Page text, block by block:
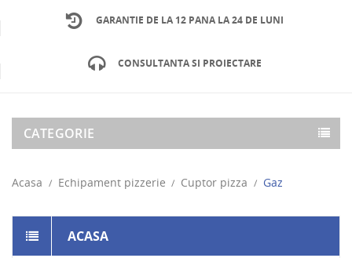
GARANTIE DE LA 12 PANA LA 24 DE LUNI
CONSULTANTA SI PROIECTARE
CATEGORIE
Acasa Echipament pizzerie Cuptor pizza Gaz
ACASA